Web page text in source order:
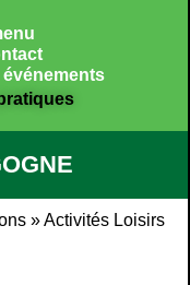
»Activités Loisirs